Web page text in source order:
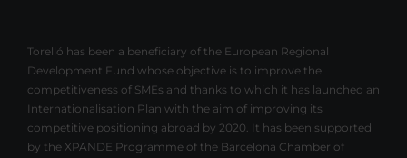
Torelló has been a beneficiary of the European Regional
Development Fund whose objective is to improve the
competitiveness of SMEs and thanks to which it has launched an
Internationalisation Plan with the aim of improving its
competitive positioning abroad by 2020. It has been supported
by the XPANDE Programme of the Barcelona Chamber of